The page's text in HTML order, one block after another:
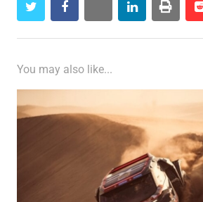
twitterfacebookwhatsapplinkedinprint
You may also like...